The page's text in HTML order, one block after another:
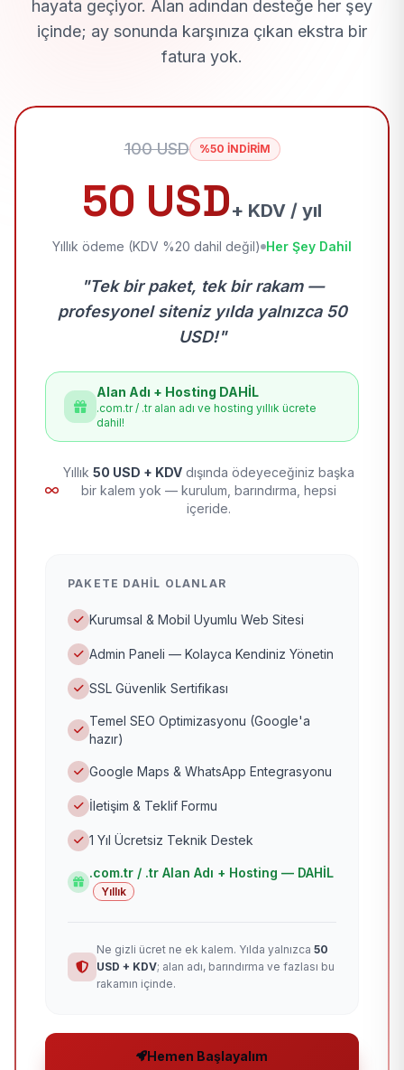
hayata geçiyor. Alan adından desteğe her şey
içinde; ay sonunda karşınıza çıkan ekstra bir
fatura yok.
100 USD %50 İNDİRİM
50 USD+ KDV / yıl
Yıllık ödeme (KDV %20 dahil değil) Her Şey Dahil
"Tek bir paket, tek bir rakam —
profesyonel siteniz yılda yalnızca 50
USD!"
Alan Adı + Hosting DAHİL
.com.tr / .tr alan adı ve hosting yıllık ücrete
dahil!
Yıllık 50 USD + KDV dışında ödeyeceğiniz başka
bir kalem yok — kurulum, barındırma, hepsi
içeride.
PAKETE DAHIL OLANLAR
Kurumsal & Mobil Uyumlu Web Sitesi
Admin Paneli — Kolayca Kendiniz Yönetin
SSL Güvenlik Sertifikası
Temel SEO Optimizasyonu (Google'a
hazır)
Google Maps & WhatsApp Entegrasyonu
İletişim & Teklif Formu
1 Yıl Ücretsiz Teknik Destek
.com.tr / .tr Alan Adı + Hosting — DAHİL
Yıllık
Ne gizli ücret ne ek kalem. Yılda yalnızca 50
USD + KDV; alan adı, barındırma ve fazlası bu
rakamın içinde.
Hemen Başlayalım